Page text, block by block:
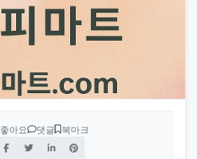
좋아요 댓글 북마크